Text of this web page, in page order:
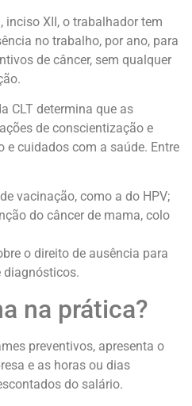
inciso XII, o trabalhador tem
no trabalho, por ano, para
de câncer, sem qualquer
CLT determina que as
de conscientização e
e cuidados com a saúde. Entre
vacinação, como a do HPV;
do câncer de mama, colo
o direito de ausência para
diagnósticos.
na prática?
preventivos, apresenta o
e as horas ou dias
do salário.